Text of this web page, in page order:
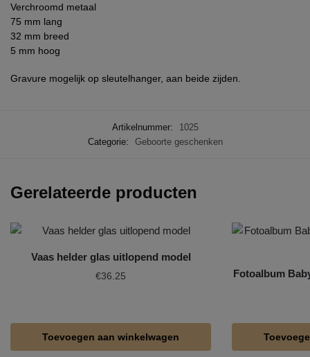
Verchroomd metaal
75 mm lang
32 mm breed
5 mm hoog
Gravure mogelijk op sleutelhanger, aan beide zijden.
Artikelnummer:
1025
Categorie:
Geboorte geschenken
Gerelateerde producten
Vaas helder glas uitlopend model
€36.25
Toevoegen aan winkelwagen
Fotoalbum